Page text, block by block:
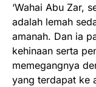
‘Wahai Abu Zar,
adalah lemah
amanah. Dan ia
kehinaan serta
memegangnya
yang terdapat ke